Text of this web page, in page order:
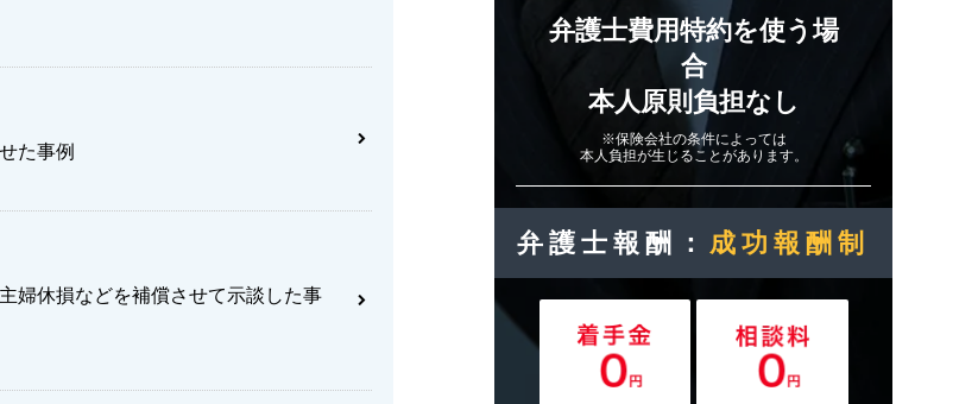
た事例
婦休損などを補償させて示談した事
弁護士費用特約を使う場
合
本人原則負担なし
※保険会社の条件によっては
本人負担が生じることがあります。
弁護士報酬： 成功報酬制